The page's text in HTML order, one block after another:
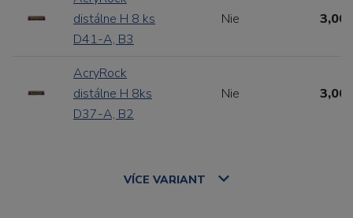
distálne H 8 ks
D41-A, B3
Nie 3,00
AcryRock
distálne H 8ks
D37-A, B2
Nie 3,00
VÍCE VARIANT